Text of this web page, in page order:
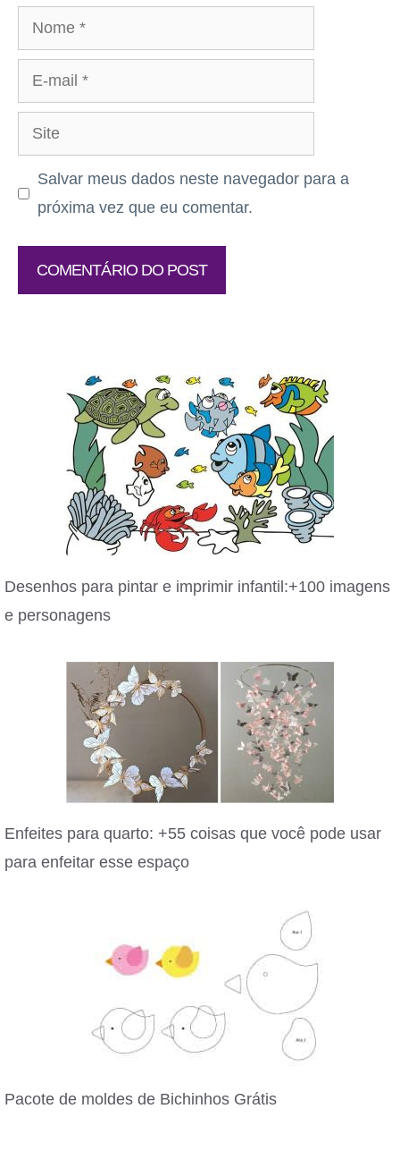
Nome
mail
Site
Salvar meus dados neste navegador para a
próxima vez que eu comentar.
Desenhos para pintar e imprimir infantil:+100 imagens
e personagens
Enfeites para quarto: +55 coisas que você pode usar
para enfeitar esse espaço
Pacote de moldes de Bichinhos Grátis